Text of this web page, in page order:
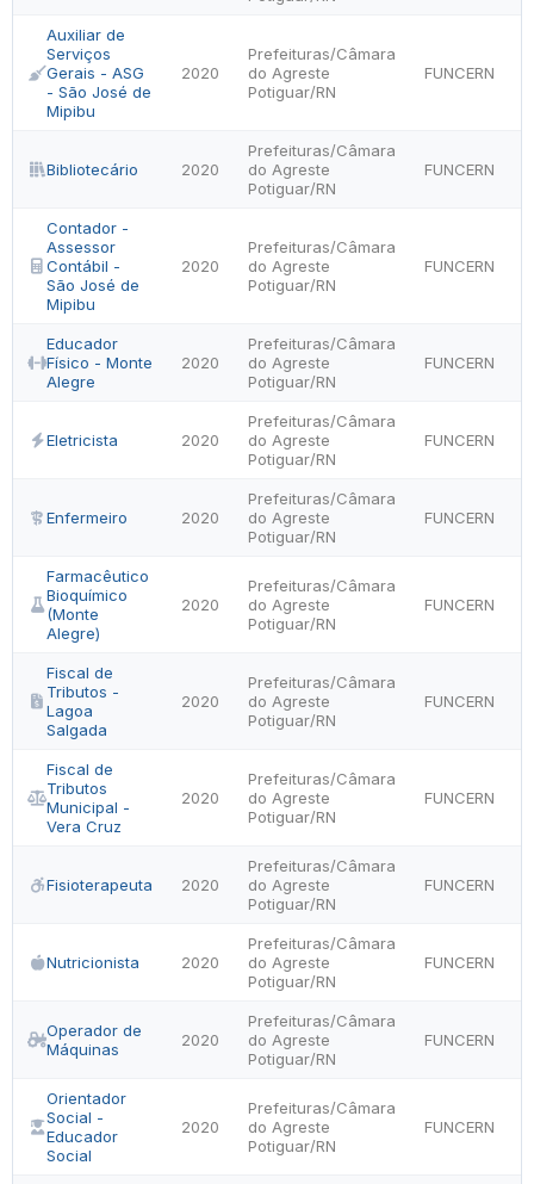
Auxiliar de
Serviços
Gerais - ASG
- São José de
Mipibu
2020
Prefeituras/Câmara
do Agreste
Potiguar/RN
FUNCERN
Bibliotecário 2020
Prefeituras/Câmara
do Agreste
Potiguar/RN
FUNCERN
Contador -
Assessor
Contábil -
São José de
Mipibu
2020
Prefeituras/Câmara
do Agreste
Potiguar/RN
FUNCERN
Educador
Físico - Monte
Alegre
2020
Prefeituras/Câmara
do Agreste
Potiguar/RN
FUNCERN
Eletricista 2020
Prefeituras/Câmara
do Agreste
Potiguar/RN
FUNCERN
Enfermeiro 2020
Prefeituras/Câmara
do Agreste
Potiguar/RN
FUNCERN
Farmacêutico
Bioquímico
(Monte
Alegre)
2020
Prefeituras/Câmara
do Agreste
Potiguar/RN
FUNCERN
Fiscal de
Tributos -
Lagoa
Salgada
2020
Prefeituras/Câmara
do Agreste
Potiguar/RN
FUNCERN
Fiscal de
Tributos
Municipal -
Vera Cruz
2020
Prefeituras/Câmara
do Agreste
Potiguar/RN
FUNCERN
Fisioterapeuta 2020
Prefeituras/Câmara
do Agreste
Potiguar/RN
FUNCERN
Nutricionista 2020
Prefeituras/Câmara
do Agreste
Potiguar/RN
FUNCERN
Operador de
Máquinas
2020
Prefeituras/Câmara
do Agreste
Potiguar/RN
FUNCERN
Orientador
Social -
Educador
Social
2020
Prefeituras/Câmara
do Agreste
Potiguar/RN
FUNCERN